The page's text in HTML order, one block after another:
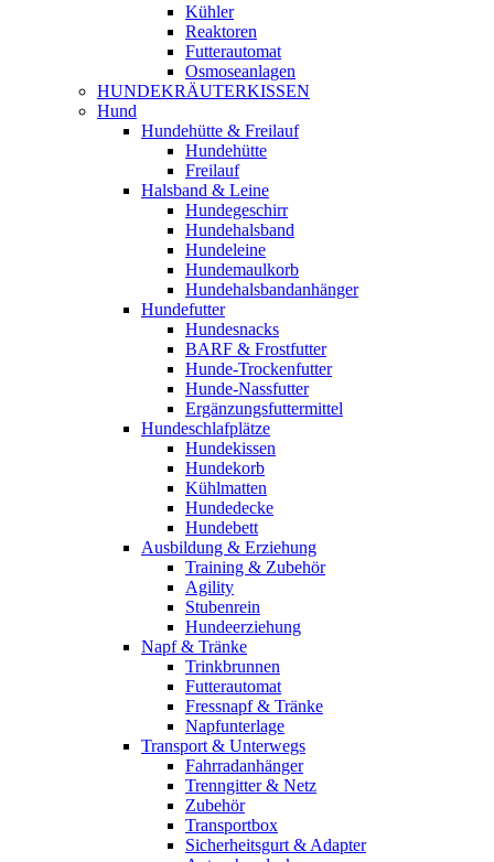
Kühler
Reaktoren
Futterautomat
Osmoseanlagen
HUNDEKRÄUTERKISSEN
Hund
Hundehütte & Freilauf
Hundehütte
Freilauf
Halsband & Leine
Hundegeschirr
Hundehalsband
Hundeleine
Hundemaulkorb
Hundehalsbandanhänger
Hundefutter
Hundesnacks
BARF & Frostfutter
Hunde-Trockenfutter
Hunde-Nassfutter
Ergänzungsfuttermittel
Hundeschlafplätze
Hundekissen
Hundekorb
Kühlmatten
Hundedecke
Hundebett
Ausbildung & Erziehung
Training & Zubehör
Agility
Stubenrein
Hundeerziehung
Napf & Tränke
Trinkbrunnen
Futterautomat
Fressnapf & Tränke
Napfunterlage
Transport & Unterwegs
Fahrradanhänger
Trenngitter & Netz
Zubehör
Transportbox
Sicherheitsgurt & Adapter